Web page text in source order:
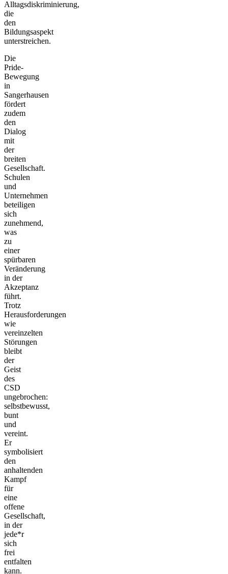
Alltagsdiskriminierung,
die
den
Bildungsaspekt
unterstreichen.
Die
Pride-
Bewegung
in
Sangerhausen
fördert
zudem
den
Dialog
mit
der
breiten
Gesellschaft.
Schulen
und
Unternehmen
beteiligen
sich
zunehmend,
was
zu
einer
spürbaren
Veränderung
in der
Akzeptanz
führt.
Trotz
Herausforderungen
wie
vereinzelten
Störungen
bleibt
der
Geist
des
CSD
ungebrochen:
selbstbewusst,
bunt
und
vereint.
Er
symbolisiert
den
anhaltenden
Kampf
für
eine
offene
Gesellschaft,
in der
jede*r
sich
frei
entfalten
kann.